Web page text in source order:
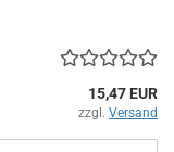
15,47 EUR
zzgl. Versand